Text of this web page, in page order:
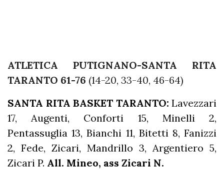
ATLETICA PUTIGNANO-SANTA RITA
TARANTO 61-76 (14-20, 33-40, 46-64)
SANTA RITA BASKET TARANTO: Lavezzari
17, Augenti, Conforti 15, Minelli 2,
Pentassuglia 13, Bianchi 11, Bitetti 8, Fanizzi
2, Fede, Zicari, Mandrillo 3, Argentiero 5,
Zicari P. All. Mineo, ass Zicari N.